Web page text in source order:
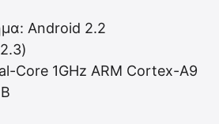
Android 2.2
Core 1GHz ARM Cortex-A9